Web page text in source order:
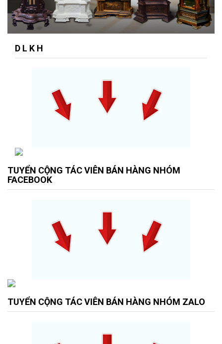
D L K H
TUYỂN CỘNG TÁC VIÊN BÁN HÀNG NHÓM
FACEBOOK
TUYỂN CỘNG TÁC VIÊN BÁN HÀNG NHÓM ZALO